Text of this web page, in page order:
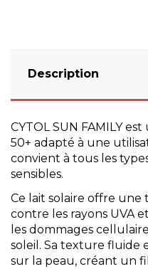
Description
CYTOL SUN FAMILY est
50+ adapté à une
convient à tous les
sensibles.
Ce lait solaire offre
contre les rayons UVA
les dommages
soleil. Sa texture fluide
sur la peau, créant un